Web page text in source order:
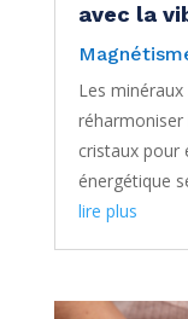
avec la
Les
réharmoniser
cristaux pour
énergétique
lire plus